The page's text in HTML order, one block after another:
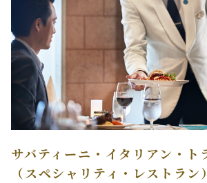
サバティーニ・イタリアン・
（スペシャリティ・レストラン）